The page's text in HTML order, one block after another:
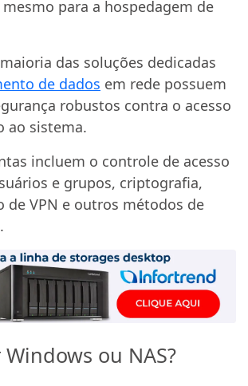
para a hospedagem de
das soluções dedicadas
de dados em rede possuem
robustos contra o acesso
ao sistema.
incluem o controle de acesso
e grupos, criptografia,
de VPN e outros métodos de
Windows ou NAS?